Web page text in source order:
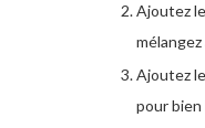
Ajoutez
Ajoutez
pour